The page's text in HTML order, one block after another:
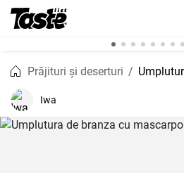
Prăjituri și deserturi
Iwa